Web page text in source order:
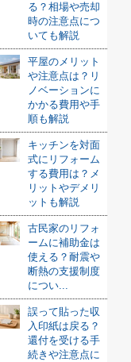
る？相場や売却
時の注意点につ
いても解説
平屋のメリット
や注意点は？リ
ノベーションに
かかる費用や手
順も解説
キッチンを対面
式にリフォーム
する費用は？メ
リットやデメリ
ットも解説
古民家のリフォ
ームに補助金は
使える？耐震や
断熱の支援制度
につい...
誤って貼った収
入印紙は戻る？
還付を受ける手
続きや注意点に